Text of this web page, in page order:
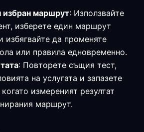
маршрут: Използвайте
изберете един маршрут
избягвайте да променяте
или правила едновременно.
: Повторете същия тест,
на услугата и запазете
измереният резултат
маршрут.